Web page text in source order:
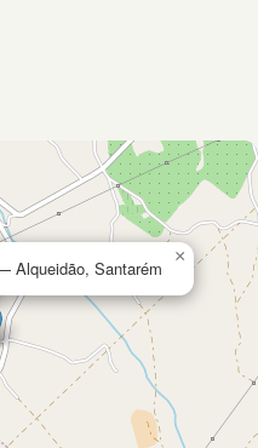
Alqueidão, Santarém
×